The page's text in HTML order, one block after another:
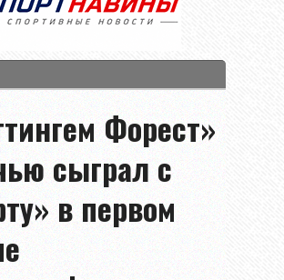
Форест»
сыграл с
в первом